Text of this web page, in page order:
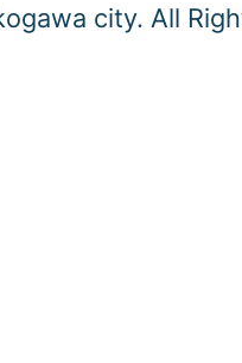
city. All